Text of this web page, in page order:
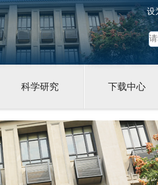
设
科学研究 下载中心